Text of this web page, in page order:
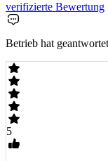
verifizierte Bewertung
Betrieb hat geantwortet
5